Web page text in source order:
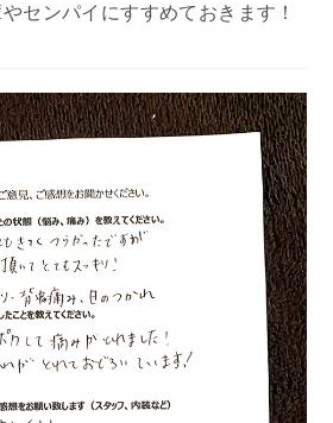
センパイにすすめておきます！